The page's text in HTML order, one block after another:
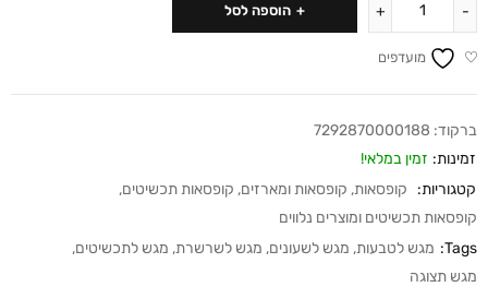
הוספה לסל
מועדפים
ברקוד: 7292870000188
זמינות: זמין במלאי!
קטגוריות:
קופסאות, קופסאות ומארזים, קופסאות תכשיטים,
קופסאות תכשיטים ומוצרים נלווים
Tags: מגש לטבעות, מגש לשעונים, מגש לשרשרת, מגש לתכשיטים,
מגש תצוגה